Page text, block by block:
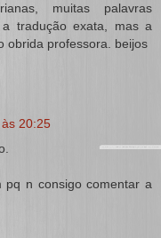
muitas palavras
tradução exata, mas a
obrida professora. beijos
20:25
pq n consigo comentar a